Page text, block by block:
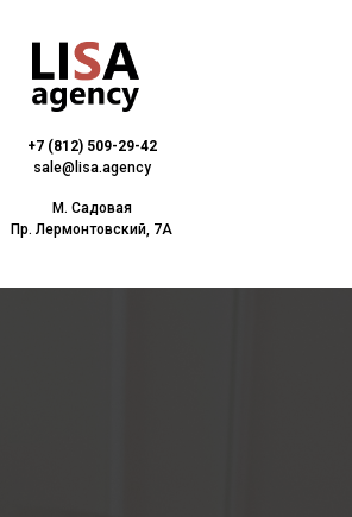
+7 (812) 509-29-42
sale@lisa.agency
М. Садовая
Пр. Лермонтовский, 7А